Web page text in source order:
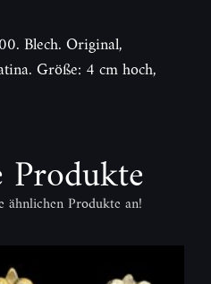
Blech. Original,
Größe: 4 cm hoch,
ähnlichen Produkte an!